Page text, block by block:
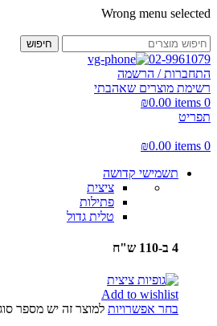
Wrong menu selected
חיפוש
02-9961079
התחברות / הרשמה
רשימת מוצרים שאהבתי
0
items
₪0.00
תפריט
0
items
₪0.00
תשמישי קדושה
ציצית
פתילות
טלית גדול
4 ב-110 ש"ח
Add to wishlist
בחר אפשרויות למוצר זה יש מספר